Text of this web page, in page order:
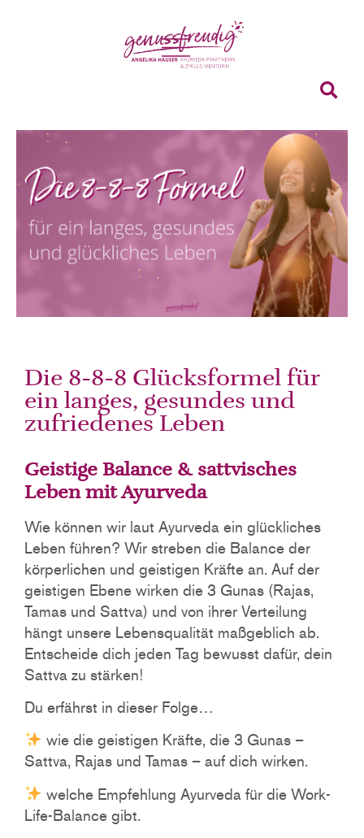
Die 8-8-8 Glücksformel für
ein langes, gesundes und
zufriedenes Leben
Geistige Balance & sattvisches
Leben mit Ayurveda
Wie können wir laut Ayurveda ein glückliches
Leben führen? Wir streben die Balance der
körperlichen und geistigen Kräfte an. Auf der
geistigen Ebene wirken die 3 Gunas (Rajas,
Tamas und Sattva) und von ihrer Verteilung
hängt unsere Lebensqualität maßgeblich ab.
Entscheide dich jeden Tag bewusst dafür, dein
Sattva zu stärken!
Du erfährst in dieser Folge…
wie die geistigen Kräfte, die 3 Gunas –
Sattva, Rajas und Tamas – auf dich wirken.
welche Empfehlung Ayurveda für die Work-
Life-Balance gibt.